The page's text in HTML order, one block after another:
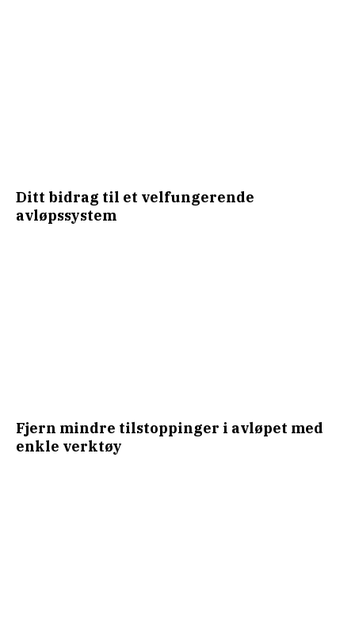
Ditt bidrag til et velfungerende
avløpssystem
Fjern mindre tilstoppinger i avløpet med
enkle verktøy